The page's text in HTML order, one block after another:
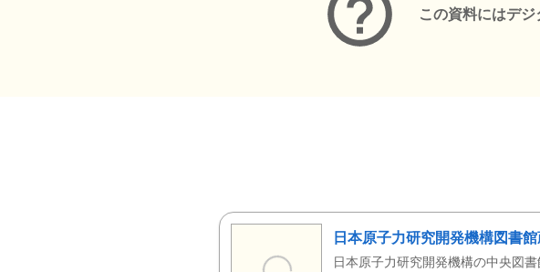
この資料にはデジ
日本原子力研究開発機構図書
日本原子力研究開発機構の中央図